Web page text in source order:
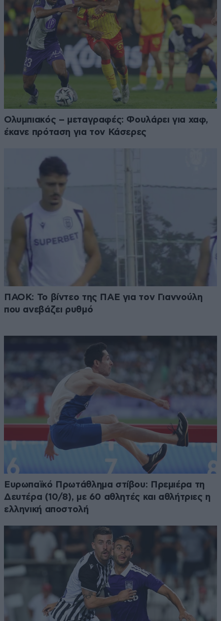
Ολυμπιακός – μεταγραφές: Φουλάρει για χαφ,
έκανε πρόταση για τον Κάσερες
ΠΑΟΚ: Το βίντεο της ΠΑΕ για τον Γιαννούλη
που ανεβάζει ρυθμό
Ευρωπαϊκό Πρωτάθλημα στίβου: Πρεμιέρα τη
Δευτέρα (10/8), με 60 αθλητές και αθλήτριες η
ελληνική αποστολή